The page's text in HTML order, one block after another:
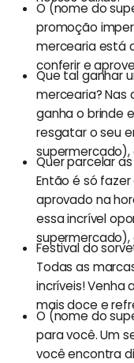
O (nome do
promoção
mercearia está
conferir e
Que tal ganhar
mercearia? Nas
ganha o brinde
resgatar o seu
supermercado),
Quer parcelar
Então é só
aprovado na
essa incrível
supermercado),
Festival do
Todas as
incríveis! Venha
mais doce e
O (nome do
para você. Um
você encontra